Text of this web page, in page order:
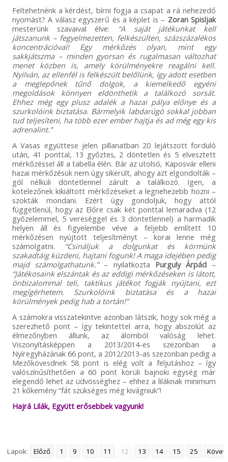
Feltehetnénk a kérdést, bírni fogja a csapat a rá nehezedő
nyomást? A válasz egyszerű és a képlet is – Zoran Spisljak
mesterünk szavaival élve: “A saját játékunkat kell
játszanunk – fegyelmezetten, felkészülten, százszázalékos
koncentrációval! Egy mérkőzés olyan, mint egy
sakkjátszma – minden gyorsan és rugalmasan változhat
menet közben is, amely körülményekre reagálni kell.
Nyilván, az ellenfél is felkészült belőlünk, így adott esetben
a meglepőnek tűnő dolgok, a kiemelkedő egyéni
megoldások könnyen eldönthetik a találkozó sorsát.
Ehhez még egy plusz adalék a hazai pálya előnye és a
szurkolóink biztatása. Bármelyik labdarúgó sokkal jobban
tud teljesíteni, ha több ezer ember hajtja és ad még egy kis
adrenalint.”
A Vasas együttese jelen pillanatban 20 lejátszott forduló
után, 41 ponttal, 13 győztes, 2 döntetlen és 5 elvesztett
mérkőzéssel áll a tabella élén. Bár az utolsó, Kaposvár elleni
hazai mérkőzésük nem úgy sikerült, ahogy azt elgondolták –
gól nélküli döntetlennel zárult a találkozó. Igen, a
kötelezőnek kikiáltott mérkőzéseket a legnehezebb hozni –
szokták mondani. Ezért úgy gondoljuk, hogy attól
függetlenül, hogy az Előre csak két ponttal lemaradva (12
győzelemmel, 5 vereséggel és 3 döntetlennel) a harmadik
helyen áll és figyelembe véve a feljebb említett 10
mérkőzésen nyújtott teljesítményt – korai lenne még
számolgatni. “Csináljuk a dolgunkat és körmünk
szakadtáig küzdeni, hajtani fogunk! A maga idejében pedig
majd számolgathatunk.”– nyilatkozta Purguly Árpád–
“Játékosaink elszántak és az eddigi mérkőzéseken is látott,
önbizalommal teli, taktikus játékot fogják nyújtani, ezt
megígérhetem. Szurkolóink biztatása és a hazai
körülmények pedig hab a tortán!”
A számokra visszatekintve azonban látszik, hogy sok még a
szerezhető pont – így tekintettel arra, hogy abszolút az
élmezőnyben állunk, az álomból valóság lehet.
Viszonyításképpen a 2013/2014-es szezonban a
Nyíregyházának 66 pont, a 2012/2013-as szezonban pedig a
Mezőkövesdnek 58 pont is elég volt a feljutáshoz – így
valószínűsíthetően a 60 pont körüli bajnoki egység már
elegendő lehet az üdvösséghez – ehhez a liláknak minimum
21 kőkemény “fát szükséges még kivágniuk”!
Hajrá Lilák, Együtt erősebbek vagyunk!
Lapok: Előző 1 9 10 11 12 13 14 15 25